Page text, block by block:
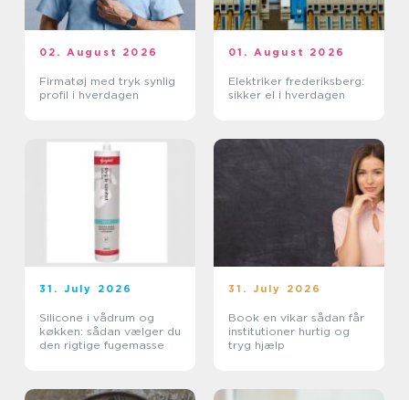
02. August 2026
Firmatøj med tryk synlig
profil i hverdagen
01. August 2026
Elektriker frederiksberg:
sikker el i hverdagen
31. July 2026
Silicone i vådrum og
køkken: sådan vælger du
den rigtige fugemasse
31. July 2026
Book en vikar sådan får
institutioner hurtig og
tryg hjælp